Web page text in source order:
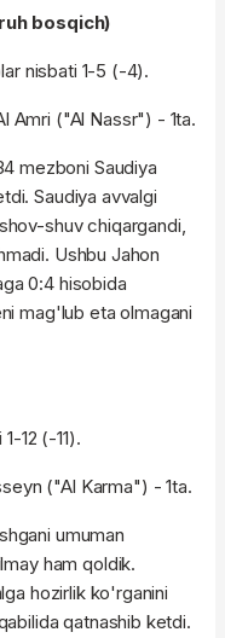
bosqich)
nisbati 1-5 (-4).
Amri ("Al Nassr") - 1ta.
mezboni Saudiya
Saudiya avvalgi
shuv chiqargandi,
Ushbu Jahon
0:4 hisobida
mag'lub eta olmagani
12 (-11).
("Al Karma") - 1ta.
umuman
ham qoldik.
hozirlik ko'rganini
qatnashib ketdi.